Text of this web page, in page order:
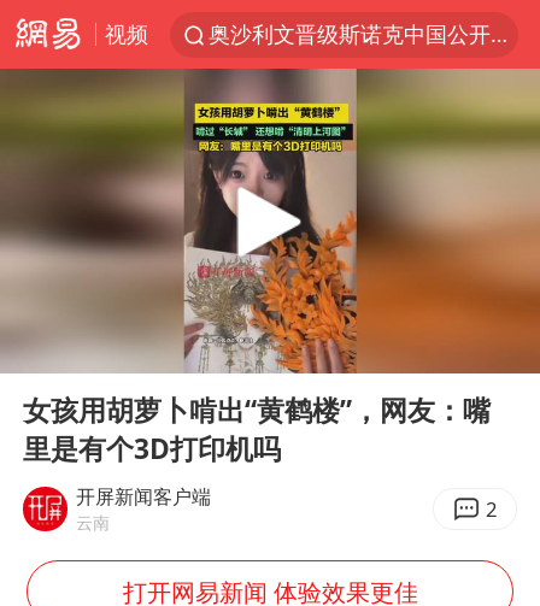
视频
奥沙利文晋级斯诺克中国公开赛16强
路虎卫士110 HSE限时降价
我国发现稀散金属独立新矿物——乌斯河锗矿
上海鼓励居家办公
部分银行上调存款利率
小沈阳加盟《披荆斩棘》
朱一龙的鼻子怎么了
大疆错失宇树
4.2平卫生间补漏注胶花1.55万
上海地铁4条线路全线停运
Play
00:00
女孩用胡萝卜啃出“黄鹤楼”，网友：嘴
里是有个3D打印机吗
开屏新闻客户端
云南 2
打开网易新闻 体验效果更佳